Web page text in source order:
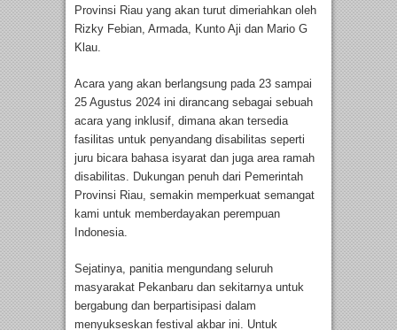
Provinsi Riau yang akan turut dimeriahkan oleh
Rizky Febian, Armada, Kunto Aji dan Mario G
Klau.
Acara yang akan berlangsung pada 23 sampai
25 Agustus 2024 ini dirancang sebagai sebuah
acara yang inklusif, dimana akan tersedia
fasilitas untuk penyandang disabilitas seperti
juru bicara bahasa isyarat dan juga area ramah
disabilitas. Dukungan penuh dari Pemerintah
Provinsi Riau, semakin memperkuat semangat
kami untuk memberdayakan perempuan
Indonesia.
Sejatinya, panitia mengundang seluruh
masyarakat Pekanbaru dan sekitarnya untuk
bergabung dan berpartisipasi dalam
menyukseskan festival akbar ini. Untuk